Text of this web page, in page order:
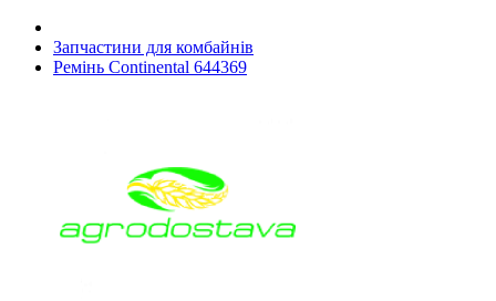
Запчастини для комбайнів
Ремінь Continental 644369